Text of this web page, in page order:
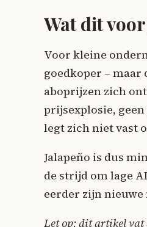
Wat dit
Voor kleine
goedkoper – maar
aboprijzen zich
prijsexplosie,
legt zich niet vast
Jalapeño is dus
de strijd om lage
eerder zijn
Let op: dit artikel vat